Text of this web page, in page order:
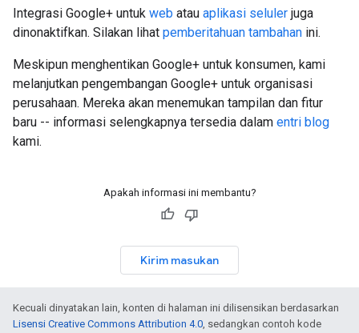
Integrasi Google+ untuk web atau aplikasi seluler juga
dinonaktifkan. Silakan lihat pemberitahuan tambahan ini.
Meskipun menghentikan Google+ untuk konsumen, kami
melanjutkan pengembangan Google+ untuk organisasi
perusahaan. Mereka akan menemukan tampilan dan fitur
baru -- informasi selengkapnya tersedia dalam entri blog
kami.
Apakah informasi ini membantu?
Kirim masukan
Kecuali dinyatakan lain, konten di halaman ini dilisensikan berdasarkan
Lisensi Creative Commons Attribution 4.0, sedangkan contoh kode